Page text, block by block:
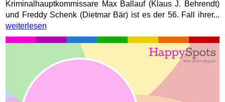
Kriminalhauptkommissare Max Ballauf (Klaus J. Behrendt)
und Freddy Schenk (Dietmar Bär) ist es der 56. Fall ihrer...
weiterlesen